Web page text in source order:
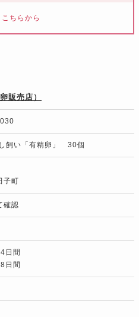
こちらから
販売店）
飼い「有精卵」 30個
子町
確認
日間
日間